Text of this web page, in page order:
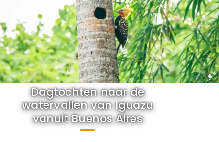
Dagtochten naar de
watervallen van Iguazu
vanuit Buenos Aires